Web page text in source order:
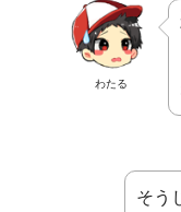
わたる
そう